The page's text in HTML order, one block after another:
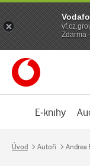
E-knihy
Úvod Autoři Andrea
Zdarma